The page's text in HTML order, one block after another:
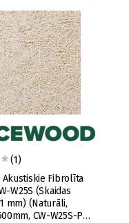
(1)
Akustiskie Fibrolīta
W25S (Skaidas
mm) (Naturāli,
CW-W25S-PO-